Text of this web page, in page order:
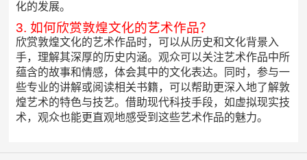
化的发展。
3. 如何欣赏敦煌文化的艺术作品？
欣赏敦煌文化的艺术作品时，可以从历史和文化背景入
手，理解其深厚的历史内涵。观众可以关注艺术作品中所
蕴含的故事和情感，体会其中的文化表达。同时，参与一
些专业的讲解或阅读相关书籍，可以帮助更深入地了解敦
煌艺术的特色与技艺。借助现代科技手段，如虚拟现实技
术，观众也能更直观地感受到这些艺术作品的魅力。